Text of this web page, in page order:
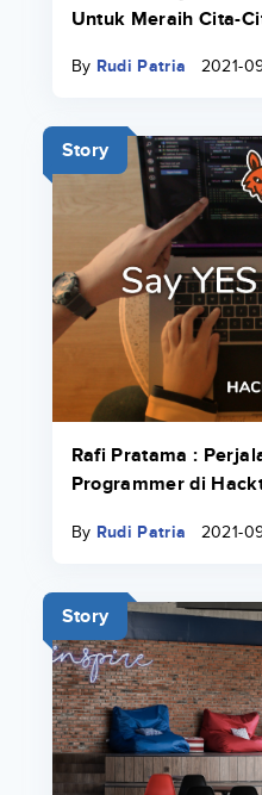
Untuk Meraih Cita-
By Rudi Patria 2021-
Story
Rafi Pratama :
Programmer di
By Rudi Patria 2021-
Story